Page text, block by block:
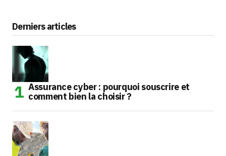
Derniers articles
Assurance cyber : pourquoi souscrire et
comment bien la choisir ?